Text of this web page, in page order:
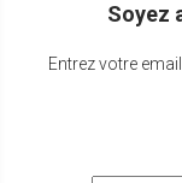
Soyez
Entrez votre